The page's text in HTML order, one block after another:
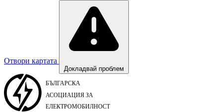
Отвори картата
Докладвай проблем